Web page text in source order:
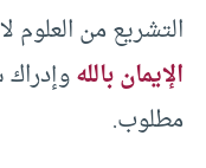
التشريع من
الإيمان بالله
مطلوب.‏